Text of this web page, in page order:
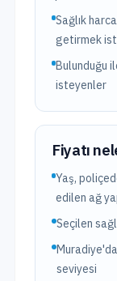
Sağlık
getirmek
Bulunduğu
isteyenler
Fiyatı
Yaş,
edilen ağ
Seçilen
seviyesi